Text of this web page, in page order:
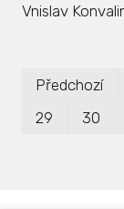
Vnislav
Předchozí
29
30